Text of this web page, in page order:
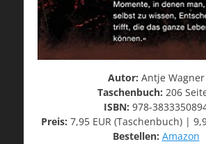
Autor: Antje Wagner
Taschenbuch: 206
ISBN: 978-
Preis: 7,95 EUR (Taschenbuch) |
Bestellen: Amazon